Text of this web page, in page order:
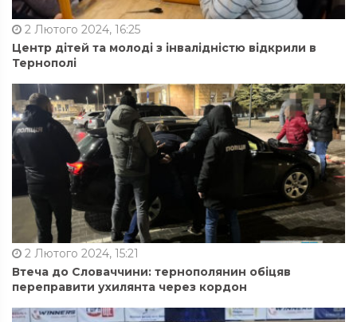
2 Лютого 2024, 16:25
Центр дітей та молоді з інвалідністю відкрили в
Тернополі
2 Лютого 2024, 15:21
Втеча до Словаччини: тернополянин обіцяв
переправити ухилянта через кордон